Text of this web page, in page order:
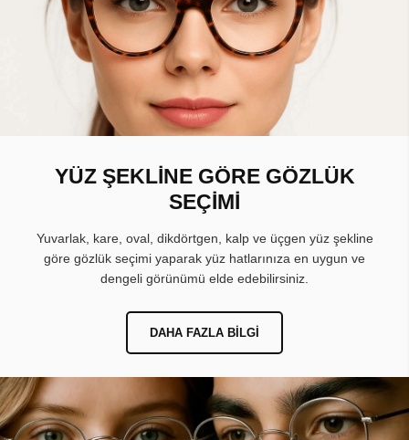
YÜZ ŞEKLİNE GÖRE GÖZLÜK
SEÇİMİ
Yuvarlak, kare, oval, dikdörtgen, kalp ve üçgen yüz şekline
göre gözlük seçimi yaparak yüz hatlarınıza en uygun ve
dengeli görünümü elde edebilirsiniz.
DAHA FAZLA BILGI